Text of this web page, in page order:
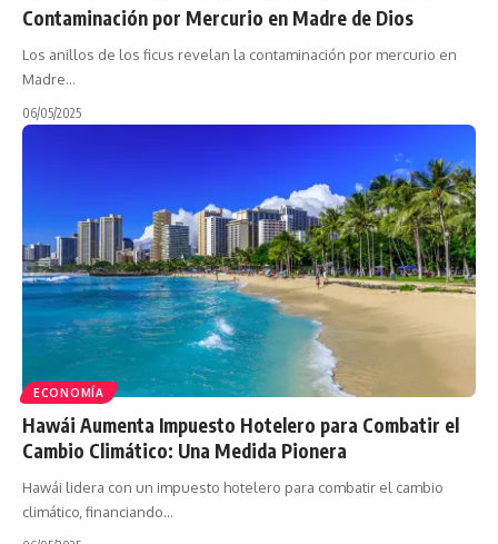
Contaminación por Mercurio en Madre de Dios
Los anillos de los ficus revelan la contaminación por mercurio en
Madre…
06/05/2025
ECONOMÍA
Hawái Aumenta Impuesto Hotelero para Combatir el
Cambio Climático: Una Medida Pionera
Hawái lidera con un impuesto hotelero para combatir el cambio
climático, financiando…